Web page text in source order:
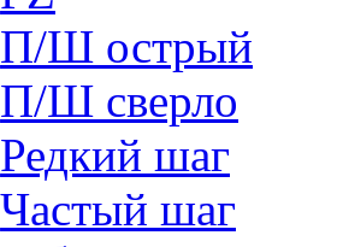
П/Ш острый
П/Ш сверло
Редкий шаг
Частый шаг